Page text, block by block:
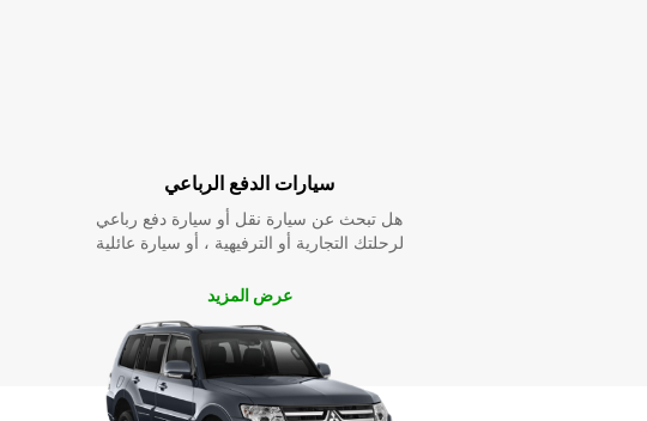
سيارات الدفع الرباعي
هل تبحث عن سيارة نقل أو سيارة دفع رباعي
لرحلتك التجارية أو الترفيهية ، أو سيارة عائلية
عرض المزيد